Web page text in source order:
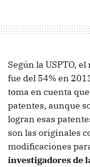
Según la USPTO,
fue del 54% en
toma en cuenta
patentes, aunque
logran esas
son las originales
modificaciones
investigadores de